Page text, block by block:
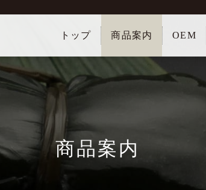
トップ 商品案内 OEM
商品案内